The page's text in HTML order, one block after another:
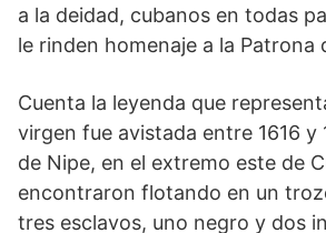
a la deidad, cubanos en todas
le rinden homenaje a la Patrona
Cuenta la leyenda que
virgen fue avistada entre 1616 y
de Nipe, en el extremo este de
encontraron flotando en un
tres esclavos, uno negro y dos